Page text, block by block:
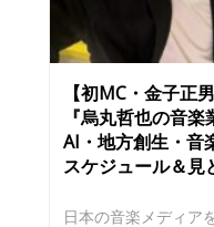
【初MC・金子正
『烏丸哲也の音
AI・地方創生・音
スケジュール＆見
日本の音楽メディア